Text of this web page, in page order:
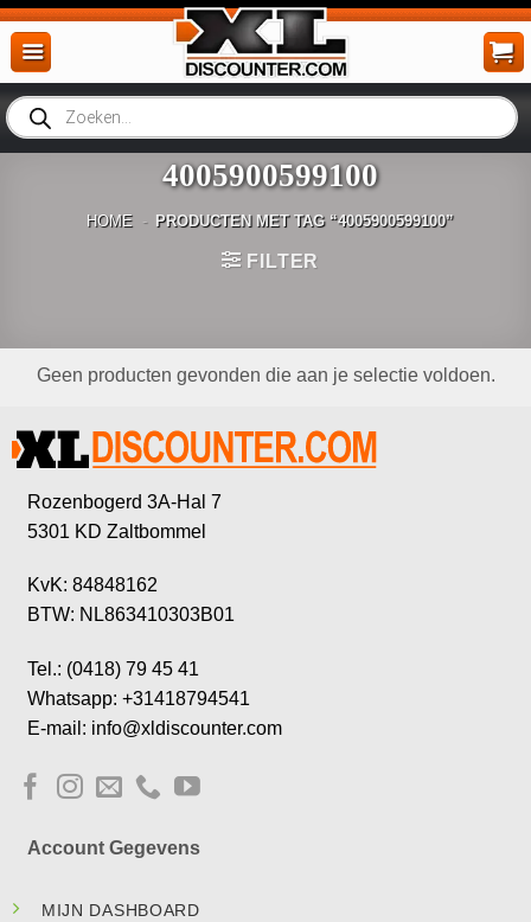
Ga
naar
inhoud
Producten
zoeken
4005900599100
HOME - PRODUCTEN MET TAG “4005900599100”
FILTER
Geen producten gevonden die aan je selectie voldoen.
Rozenbogerd 3A-Hal 7
5301 KD Zaltbommel
KvK: 84848162
BTW: NL863410303B01
Tel.: (0418) 79 45 41
Whatsapp: +31418794541
E-mail: info@xldiscounter.com
Account Gegevens
MIJN DASHBOARD